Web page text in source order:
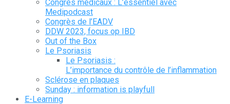
Congrès médicaux : L’essentiel avec
Medipodcast
Congrès de l’EADV
DDW 2023, focus op IBD
Out of the Box
Le Psoriasis
Le Psoriasis :
L’importance du contrôle de l’inflammation
Sclérose en plaques
Sunday : information is playfull
E-Learning